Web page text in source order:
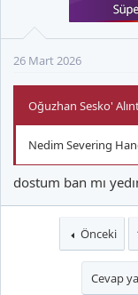
26 Mart 2026
Oğuzhan Sesko'
Nedim Severing
dostum ban mı
Önceki
Cevap